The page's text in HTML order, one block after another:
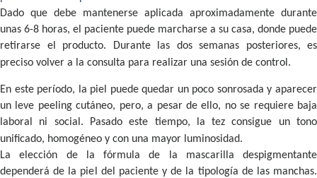
Dado que debe mantenerse aplicada aproximadamente durante
unas 6-8 horas, el paciente puede marcharse a su casa, donde puede
retirarse el producto. Durante las dos semanas posteriores, es
preciso volver a la consulta para realizar una sesión de control.
En este período, la piel puede quedar un poco sonrosada y aparecer
un leve peeling cutáneo, pero, a pesar de ello, no se requiere baja
laboral ni social. Pasado este tiempo, la tez consigue un tono
unificado, homogéneo y con una mayor luminosidad.
La elección de la fórmula de la mascarilla despigmentante
dependerá de la piel del paciente y de la tipología de las manchas.